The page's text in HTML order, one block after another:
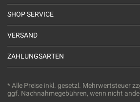
SHOP SERVICE
VERSAND
ZAHLUNGSARTEN
* Alle Preise inkl. gesetzl. Mehrwertsteuer
ggf. Nachnahmegebühren, wenn nicht